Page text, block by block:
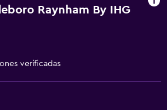
Raynham By IHG
verificadas